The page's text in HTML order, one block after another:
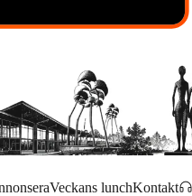
Veckans lunchKontakt